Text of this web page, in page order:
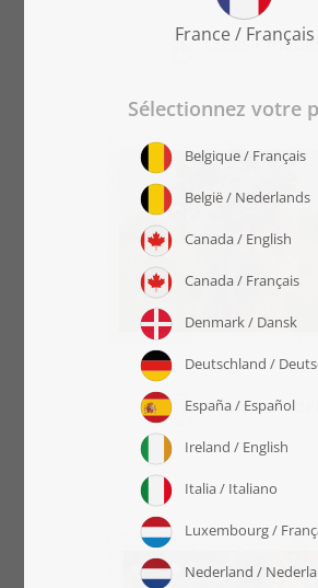
Choisir modèle
Choisir modèle